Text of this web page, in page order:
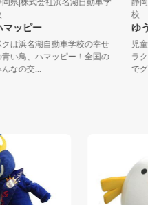
静岡県|株式会社浜名湖自動車学
ハマッピー
ボクは浜名湖自動車学校の幸せ
の青い鳥、ハマッピー！全国の
みんなの交...